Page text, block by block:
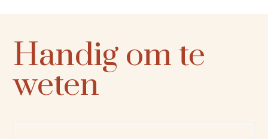
Handig om te
weten